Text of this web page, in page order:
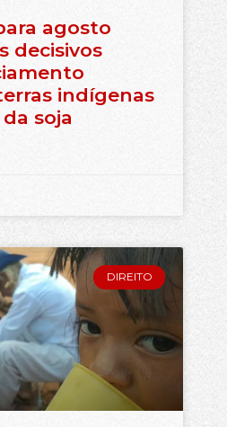
agosto
decisivos
indígenas
soja
DIREITO